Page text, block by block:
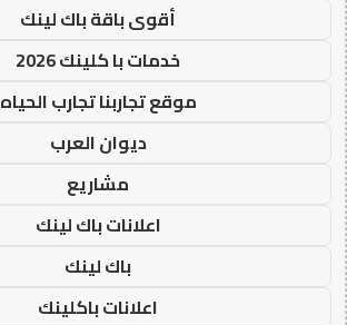
أقوى باقة باك لينك
خدمات با كلينك 2026
موقع تجاربنا تجارب الحياه
ديوان العرب
مشاريع
اعلانات باك لينك
باك لينك
اعلانات باكلينك